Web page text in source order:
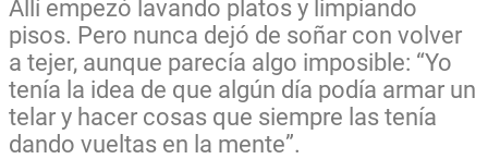
Allí empezó lavando platos y limpiando
pisos. Pero nunca dejó de soñar con volver
a tejer, aunque parecía algo imposible: “Yo
tenía la idea de que algún día podía armar un
telar y hacer cosas que siempre las tenía
dando vueltas en la mente”.